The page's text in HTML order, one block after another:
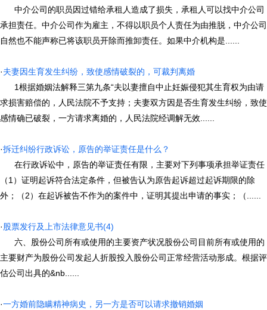
中介公司的职员因过错给承租人造成了损失，承租人可以找中介公司
承担责任。中介公司作为雇主，不得以职员个人责任为由推脱，中介公司
自然也不能声称已将该职员开除而推卸责任。如果中介机构是......
·夫妻因生育发生纠纷，致使感情破裂的，可裁判离婚
1根据婚姻法解释三第九条“夫以妻擅自中止妊娠侵犯其生育权为由请
求损害赔偿的，人民法院不予支持；夫妻双方因是否生育发生纠纷，致使
感情确已破裂，一方请求离婚的，人民法院经调解无效......
·拆迁纠纷行政诉讼，原告的举证责任是什么？
在行政诉讼中，原告的举证责任有限，主要对下列事项承担举证责任
（1）证明起诉符合法定条件，但被告认为原告起诉超过起诉期限的除
外；（2）在起诉被告不作为的案件中，证明其提出申请的事实；（......
·股票发行及上市法律意见书(4)
六、股份公司所有或使用的主要资产状况股份公司目前所有或使用的
主要财产为股份公司发起人折股投入股份公司正常经营活动形成。根据评
估公司出具的&nb......
·一方婚前隐瞒精神病史，另一方是否可以请求撤销婚姻